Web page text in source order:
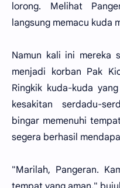
lorong. Melihat
langsung memacu kuda
Namun kali ini mereka
menjadi korban Pak
Ringkik kuda-kuda
kesakitan serdadu-
bingar memenuhi
segera berhasil
"Marilah, Pangeran.